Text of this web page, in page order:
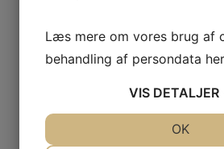
Læs mere om vores brug af
behandling af persondata her
VIS DETALJER
OK